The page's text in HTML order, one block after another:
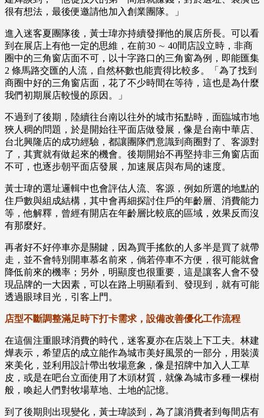
很有想法，最後便邀請他加入創業團隊。」
進入迷客夏團隊後，黃士瑋亦持續發揮他的展店所長。可以看
到在展店上有他一定的思維，在前30 ∼ 40間店設立時，非商
圈中的三角窗店面不可，以十字路口的三角窗為例，即能匯集
2 條馬路交匯的人流，自然杯數也能賣得比較多。「為了找到
商圈中好的三角窗店面，花了不少時間在等待，這也是為什麼
我們初期展店較慢的原因。」
不過到了後期，陸續往台南以往外的城市拓點時，面臨城市地
狹人稠的問題，於是開始往平面店做發展，像是台南中華店、
台北興隆店的成功經驗，都讓團隊們意識到商圈對了、客源對
了，其實就有做起來的機會。後期開始不再堅持非三角窗店面
不可，也逐步朝平面店發展，加速展店與布局的速度。
黃士瑋的選址邏輯中也會評估人流、客源，例如所選的地點的
住戶數與組成結構，其中會再細探討住戶的年齡層、消費能力
等，他解釋，曾經有開店在年齡層比較底的區域，效果反而沒
有那麼好。
再者好不好停車亦是關鍵，因為買手搖飲的人多半是買了就帶
走，並不會特別開車慕名前來，倘若停車不方便，很可能就會
降低前來的機率；另外，明顯度也很重要，這是讓客人會不發
現品牌的一大因素，可以在路上明顯看到、發現到，就有可能
透過眼球目光，引客上門。
店型不斷調整滿足時下打卡需求，設備改善優化工作流程
在這個注重眼球消費的時代，迷客夏亦在店裝上下工夫。林建
燁表示，希望店的成立能作為城市美好風景的一部分，用裝潢
來美化，並利用設計帶出牧場意象，像是招牌中加入人工草
皮，或是在吧台立面使用了木頭材質，就像為城市多種一棵樹
般，喚起人們對牧場草地、土地的記憶。
到了後期則出現變化，黃士瑋談到，為了讓消費者到每間店有